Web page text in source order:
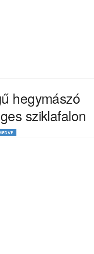
hegymászó
sziklafalon